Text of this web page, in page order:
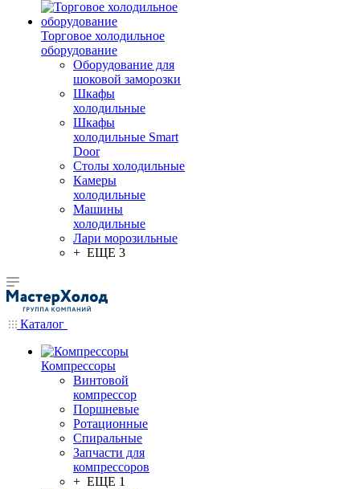
Торговое холодильное
оборудование
Оборудование для
шоковой заморозки
Шкафы
холодильные
Шкафы
холодильные Smart
Door
Столы холодильные
Камеры
холодильные
Машины
холодильные
Лари морозильные
+ ЕЩЕ 3
Каталог
Компрессоры
Винтовой
компрессор
Поршневые
Ротационные
Спиральные
Запчасти для
компрессоров
+ ЕЩЕ 1